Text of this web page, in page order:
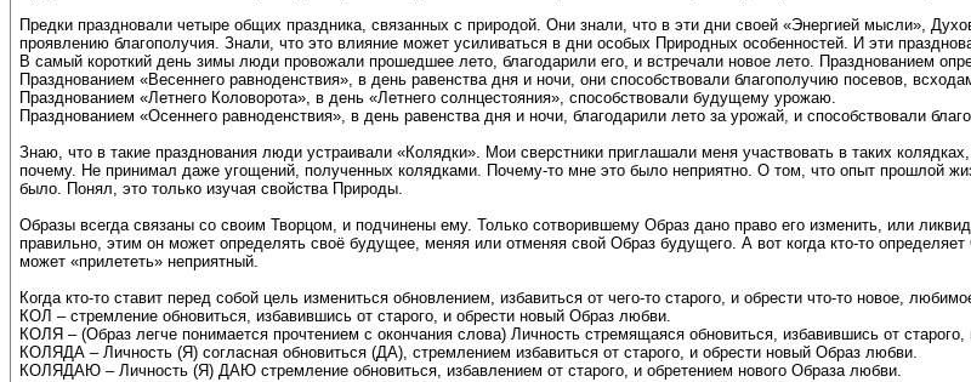
Предки праздновали четыре общих праздника, связанных с природой. Они знали, что в эти дни своей «Энергией мысли»,
проявлению благополучия. Знали, что это влияние может усиливаться в дни особых Природных особенностей. И эти
В самый короткий день зимы люди провожали прошедшее лето, благодарили его, и встречали новое лето. Празднованием
Празднованием «Весеннего равноденствия», в день равенства дня и ночи, они способствовали благополучию посевов,
Празднованием «Летнего Коловорота», в день «Летнего солнцестояния», способствовали будущему урожаю.
Празднованием «Осеннего равноденствия», в день равенства дня и ночи, благодарили лето за урожай, и способствовали
Знаю, что в такие празднования люди устраивали «Колядки». Мои сверстники приглашали меня участвовать в таких
почему. Не принимал даже угощений, полученных колядками. Почему-то мне это было неприятно. О том, что опыт прошлой
было. Понял, это только изучая свойства Природы.
Образы всегда связаны со своим Творцом, и подчинены ему. Только сотворившему Образ дано право его изменить, или
правильно, этим он может определять своё будущее, меняя или отменяя свой Образ будущего. А вот когда кто-то
может «прилететь» неприятный.
Когда кто-то ставит перед собой цель измениться обновлением, избавиться от чего-то старого, и обрести что-то новое,
КОЛ – стремление обновиться, избавившись от старого, и обрести новый Образ любви.
КОЛЯ – (Образ легче понимается прочтением с окончания слова) Личность стремящаяся обновиться, избавившись от
КОЛЯДА – Личность (Я) согласная обновиться (ДА), стремлением избавиться от старого, и обрести новый Образ любви.
КОЛЯДАЮ – Личность (Я) ДАЮ стремление обновиться, избавлением от старого, и обретением нового Образа любви.